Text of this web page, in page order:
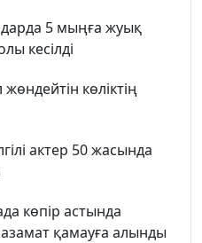
5 мыңға жуық
кесілді
көліктің
актер 50 жасында
көпір астында
қамауға алынды